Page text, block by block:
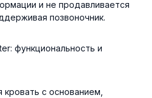
и не продавливается
позвоночник.
функциональность и
с основанием,